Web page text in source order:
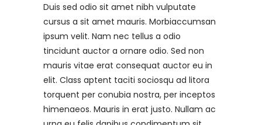
Duis sed odio sit amet nibh vulputate
cursus a sit amet mauris. Morbiaccumsan
ipsum velit. Nam nec tellus a odio
tincidunt auctor a ornare odio. Sed non
mauris vitae erat consequat auctor eu in
elit. Class aptent taciti sociosqu ad litora
torquent per conubia nostra, per inceptos
himenaeos. Mauris in erat justo. Nullam ac